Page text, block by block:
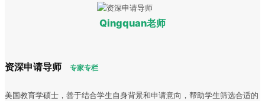
Qingquan老师
资深申请导师 专家专栏
美国教育学硕士，善于结合学生自身背景和申请意向，帮助学生筛选合适的